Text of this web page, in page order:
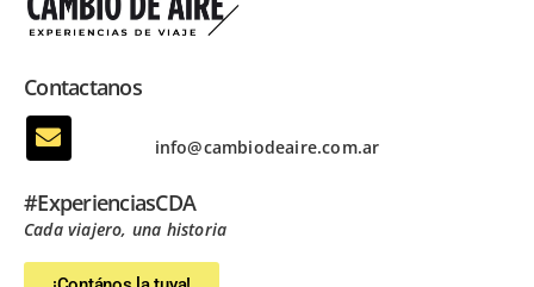
Contactanos
info@cambiodeaire.com.ar
#ExperienciasCDA
Cada viajero, una historia